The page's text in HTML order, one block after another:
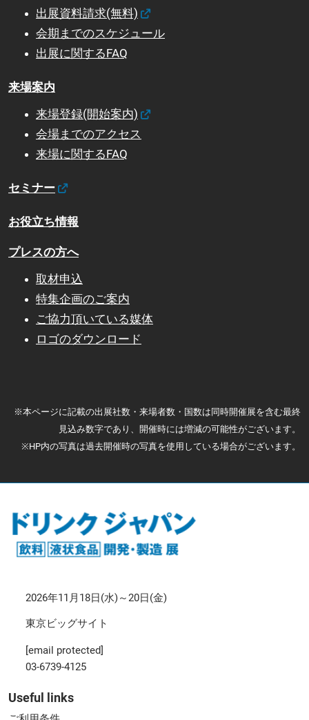
出展資料請求(無料)
会期までのスケジュール
出展に関するFAQ
来場案内
来場登録(開始案内)
会場までのアクセス
来場に関するFAQ
セミナー
お役立ち情報
プレスの方へ
取材申込
特集企画のご案内
ご協力頂いている媒体
ロゴのダウンロード
※本ページに記載の出展社数・来場者数・国数は同時開催展を含む最終
見込み数字であり、開催時には増減の可能性がございます。
※HP内の写真は過去開催時の写真を使用している場合がございます。
2026年11月18日(水)～20日(金)
東京ビッグサイト
[email protected]
03-6739-4125
Useful links